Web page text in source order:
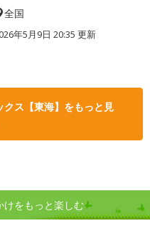
全国
年5月9日 20:35 更新
クス【東海】をもっと見
けをもっと楽しむ